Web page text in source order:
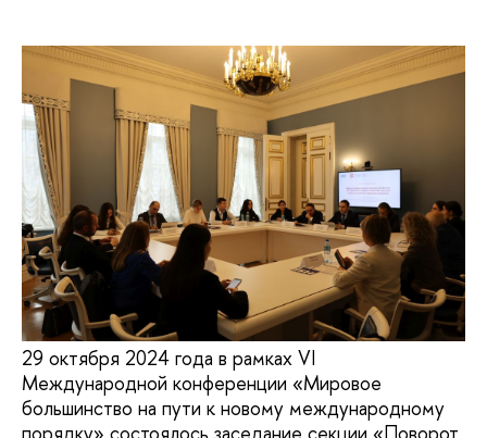
29 октября 2024 года в рамках VI
Международной конференции «Мировое
большинство на пути к новому международному